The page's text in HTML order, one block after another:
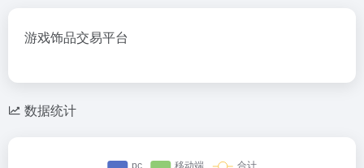
游戏饰品交易平台
数据统计